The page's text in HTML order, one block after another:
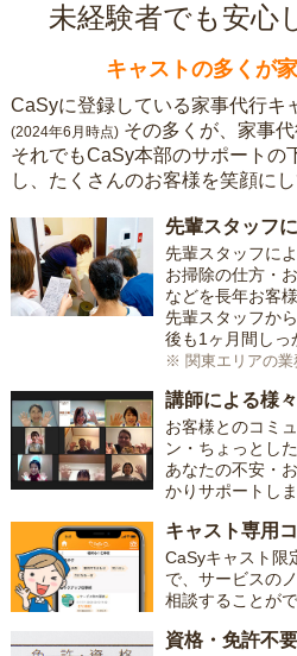
未経験者でも安心
キャストの多くが
CaSyに登録している家事代行キ
(2024年6月時点) その多くが、家事
それでもCaSy本部のサポートの
し、たくさんのお客様を笑顔にし
先輩スタッフ
先輩スタッフに
お掃除の仕方・
などを長年お客
先輩スタッフか
後も1ヶ月間しっ
※ 関東エリアの業
講師による様
お客様とのコミ
ン・ちょっとし
あなたの不安・
かりサポートしま
キャスト専用
CaSyキャスト限
で、サービスの
相談することがで
資格・免許不要